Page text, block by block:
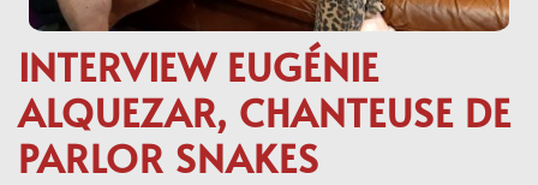
INTERVIEW EUGÉNIE
ALQUEZAR, CHANTEUSE DE
PARLOR SNAKES